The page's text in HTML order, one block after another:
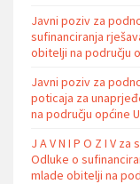
Javni poziv za
sufinanciranja
obitelji na području
Javni poziv za
poticaja za
na području općine
J A V N I P O Z I V
Odluke o
mlade obitelji na